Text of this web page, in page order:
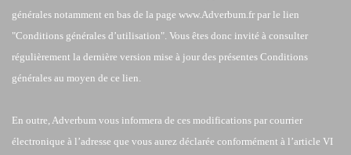
générales notamment en bas de la page www.Adverbum.fr par le lien
"Conditions générales d’utilisation". Vous êtes donc invité à consulter
régulièrement la dernière version mise à jour des présentes Conditions
générales au moyen de ce lien.
En outre, Adverbum vous informera de ces modifications par courrier
électronique à l’adresse que vous aurez déclarée conformément à l’article VI